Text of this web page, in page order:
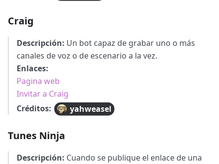
Craig
Descripción: Un bot capaz de grabar uno o más
canales de voz o de escenario a la vez.
Enlaces:
Pagina web
Invitar a Craig
Créditos:
yahweasel
Tunes Ninja
Descripción: Cuando se publique el enlace de una